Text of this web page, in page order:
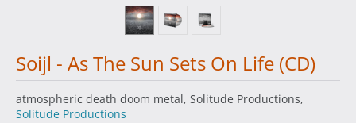
Soijl - As The Sun Sets On Life (CD)
atmospheric death doom metal, Solitude Productions,
Solitude Productions